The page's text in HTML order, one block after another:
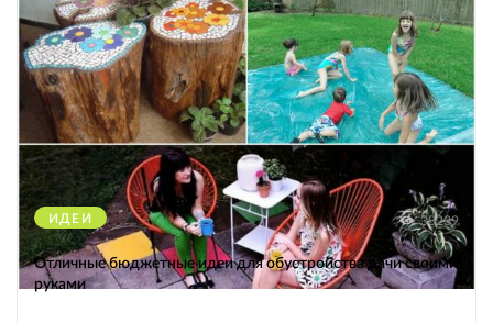
ИДЕИ 38239
Отличные бюджетные идеи для обустройства дачи своими
руками